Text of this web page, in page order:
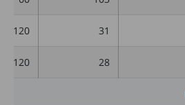
31
120
28
120